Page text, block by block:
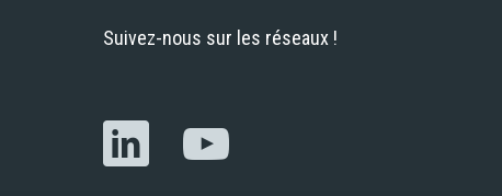
Suivez-nous sur les réseaux !